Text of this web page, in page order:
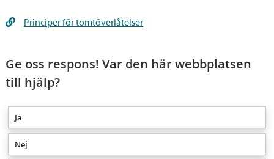
Tjänsten är avgiftsbelagd
Principer för tomtöverlåtelser
Ge oss respons! Var den här webbplatsen
till hjälp?
Ja
Nej